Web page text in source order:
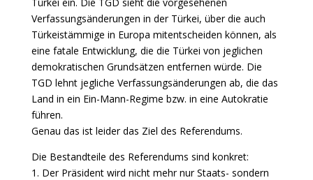
Verfassungsänderungen in der Türkei, über die auch
Türkeistämmige in Europa mitentscheiden können, als
eine fatale Entwicklung, die die Türkei von jeglichen
demokratischen Grundsätzen entfernen würde. Die
TGD lehnt jegliche Verfassungsänderungen ab, die das
Land in ein Ein-Mann-Regime bzw. in eine Autokratie
führen.
Genau das ist leider das Ziel des Referendums.
Die Bestandteile des Referendums sind konkret:
1. Der Präsident wird nicht mehr nur Staats- sondern